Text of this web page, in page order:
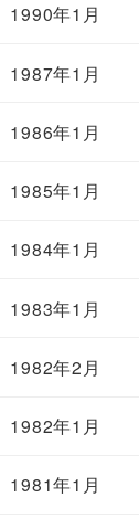
1990年1月
1987年1月
1986年1月
1985年1月
1984年1月
1983年1月
1982年2月
1982年1月
1981年1月